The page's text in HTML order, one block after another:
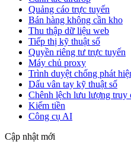
Quảng cáo trực tuyến
Bán hàng không cần kho
Thu thập dữ liệu web
Tiếp thị kỹ thuật số
Quyền riêng tư trực tuyến
Máy chủ proxy
Trình duyệt chống phát
Dấu vân tay kỹ thuật số
Chênh lệch lưu lượng truy
Kiếm tiền
Công cụ AI
Cập nhật mới